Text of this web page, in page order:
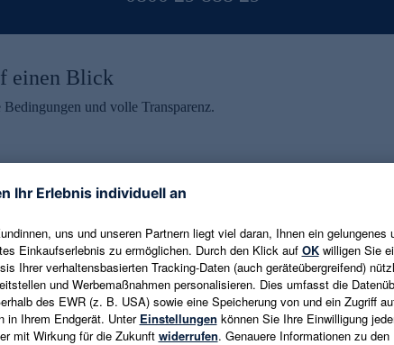
einen Blick
und volle Transparenz.
erhalten
und aktuelle Trends,
Als Dankeschön
Abmeldung ist jederzeit in
E-Mail-Adresse eingeben
Es gelten die Datenschutzrichtlinien